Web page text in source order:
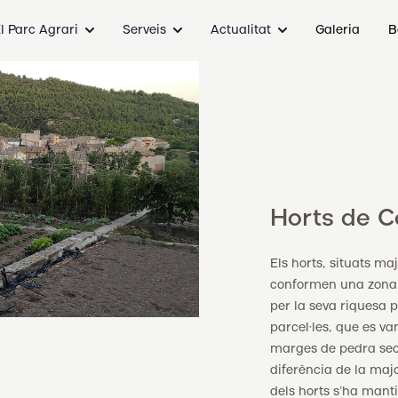
Parc Agrari Serveis Actualitat Galeria
Horts de
Els horts, situats
conformen una
per la seva riquesa
parcel·les, que es
marges de pedra
diferència de la
dels horts s’ha